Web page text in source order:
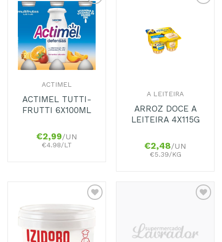
Adicionar
aos
Favoritos
ACTIMEL
ACTIMEL TUTTI-
FRUTTI 6X100ML
€2,99/UN
€4.98/LT
A LEITEIRA
ARROZ DOCE A
LEITEIRA 4X115G
€2,48/UN
€5.39/KG
aos
Favoritos
Favoritos